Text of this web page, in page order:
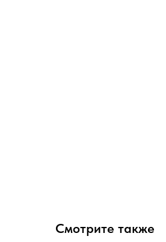
Смотрите также